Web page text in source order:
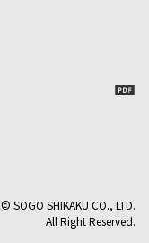
© SOGO SHIKAKU CO., LTD.
All Right Reserved.